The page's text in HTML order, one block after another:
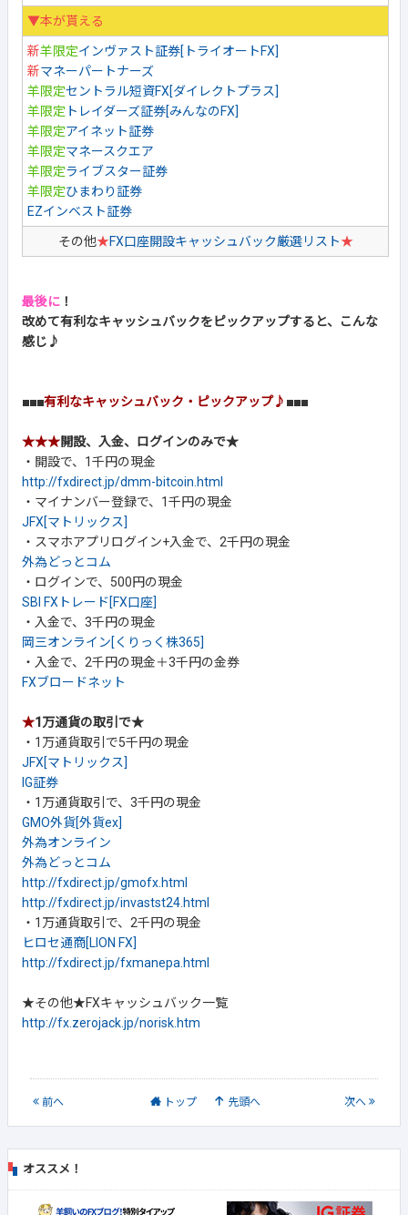
▼本が貰える
新羊限定インヴァスト証券[トライオートFX]
新マネーパートナーズ
羊限定セントラル短資FX[ダイレクトプラス]
羊限定 トレイダーズ証券[みんなのFX]
羊限定アイネット証券
羊限定マネースクエア
羊限定ライブスター証券
羊限定ひまわり証券
EZインベスト証券
その他★FX口座開設キャッシュバック厳選リスト★
最後に ！
改めて有利なキャッシュバックをピックアップすると、こんな
感じ♪
■■■有利なキャッシュバック・ピックアップ♪ ■■■
★★★開設、入金、ログインのみで★
・開設で、1千円の現金
http://fxdirect.jp/dmm-bitcoin.html
・マイナンバー登録で、1千円の現金
JFX[マトリックス]
・スマホアプリログイン+入金で、2千円の現金
外為どっとコム
・ログインで、500円の現金
SBI FXトレード[FX口座]
・入金で、3千円の現金
岡三オンライン[くりっく株365]
・入金で、2千円の現金＋3千円の金券
FXブロードネット
★1万通貨の取引で★
・1万通貨取引で5千円の現金
JFX[マトリックス]
IG証券
・1万通貨取引で、3千円の現金
GMO外貨[外貨ex]
外為オンライン
外為どっとコム
http://fxdirect.jp/gmofx.html
http://fxdirect.jp/invastst24.html
・1万通貨取引で、2千円の現金
ヒロセ通商[LION FX]
http://fxdirect.jp/fxmanepa.html
★その他★FXキャッシュバック一覧
http://fx.zerojack.jp/norisk.htm
前へ トップ 先頭へ 次へ
オススメ！